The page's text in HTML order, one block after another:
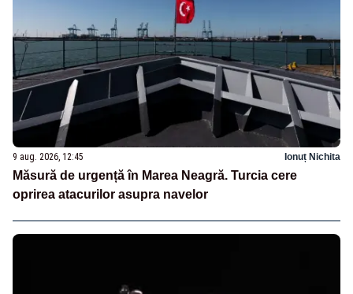
9 aug. 2026, 12:45 Ionuț Nichita
Măsură de urgență în Marea Neagră. Turcia cere
oprirea atacurilor asupra navelor